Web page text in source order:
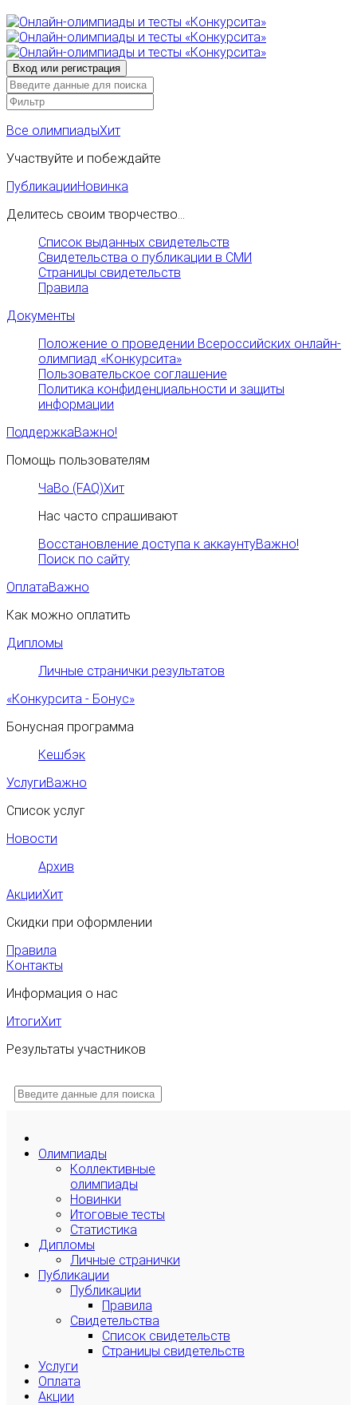
Все олимпиадыХит
Участвуйте и побеждайте
ПубликацииНовинка
Делитесь своим творчество...
Список выданных свидетельств
Свидетельства о публикации в СМИ
Страницы свидетельств
Правила
Документы
Положение о проведении Всероссийских онлайн-
олимпиад «Конкурсита»
Пользовательское соглашение
Политика конфиденциальности и защиты
информации
ПоддержкаВажно!
Помощь пользователям
ЧаВо (FAQ)Хит
Нас часто спрашивают
Восстановление доступа к аккаунтуВажно!
Поиск по сайту
ОплатаВажно
Как можно оплатить
Дипломы
Личные странички результатов
«Конкурсита - Бонус»
Бонусная программа
Кешбэк
УслугиВажно
Список услуг
Новости
Архив
АкцииХит
Скидки при оформлении
Правила
Контакты
Информация о нас
ИтогиХит
Результаты участников
Олимпиады
Коллективные
олимпиады
Новинки
Итоговые тесты
Статистика
Дипломы
Личные странички
Публикации
Публикации
Правила
Свидетельства
Список свидетельств
Страницы свидетельств
Услуги
Оплата
Акции